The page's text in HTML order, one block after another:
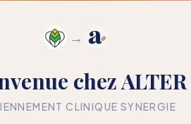
→
chez ALTER
CLINIQUE SYNERGIE
un échec — c'est
seul ne peut
de la restriction à la